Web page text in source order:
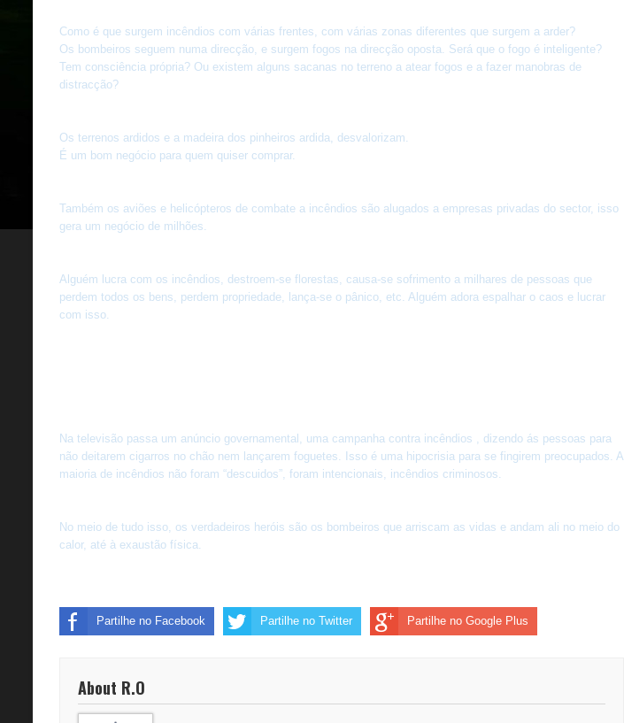
Como é que surgem incêndios com várias frentes, com várias zonas diferentes que surgem a arder?
Os bombeiros seguem numa direcção, e surgem fogos na direcção oposta. Será que o fogo é inteligente?
Tem consciência própria? Ou existem alguns sacanas no terreno a atear fogos e a fazer manobras de
distracção?
Os terrenos ardidos e a madeira dos pinheiros ardida, desvalorizam.
É um bom negócio para quem quiser comprar.
Também os aviões e helicópteros de combate a incêndios são alugados a empresas privadas do sector, isso
gera um negócio de milhões.
Alguém lucra com os incêndios, destroem-se florestas, causa-se sofrimento a milhares de pessoas que
perdem todos os bens, perdem propriedade, lança-se o pânico, etc. Alguém adora espalhar o caos e lucrar
com isso.
Na televisão passa um anúncio governamental, uma campanha contra incêndios , dizendo ás pessoas para
não deitarem cigarros no chão nem lançarem foguetes. Isso é uma hipocrisia para se fingirem preocupados. A
maioria de incêndios não foram “descuidos”, foram intencionais, incêndios criminosos.
No meio de tudo isso, os verdadeiros heróis são os bombeiros que arriscam as vidas e andam ali no meio do
calor, até à exaustão física.
Partilhe no Facebook Partilhe no Twitter Partilhe no Google Plus
About R.O